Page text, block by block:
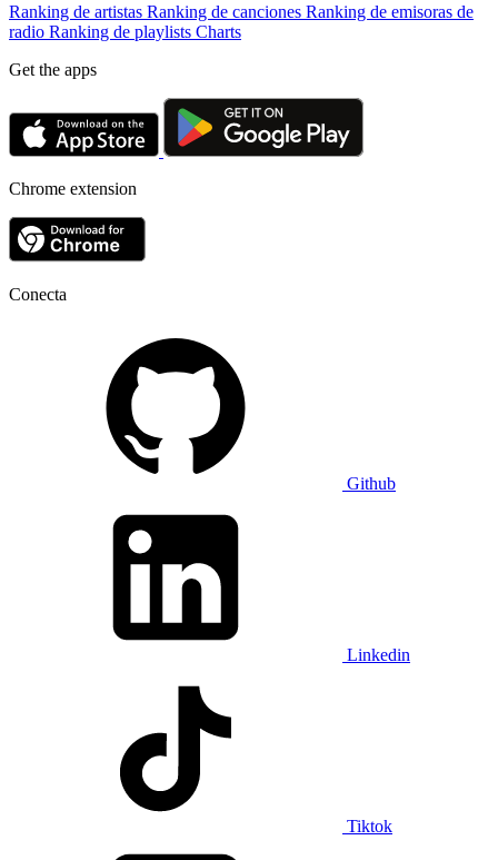
Ranking de artistas Ranking de canciones Ranking de emisoras de
radio Ranking de playlists Charts
Get the apps
Chrome extension
Conecta
Github
Linkedin
Tiktok